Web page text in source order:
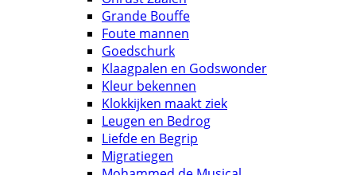
Grande Bouffe
Foute mannen
Goedschurk
Klaagpalen en Godswonder
Kleur bekennen
Klokkijken maakt ziek
Leugen en Bedrog
Liefde en Begrip
Migratiegen